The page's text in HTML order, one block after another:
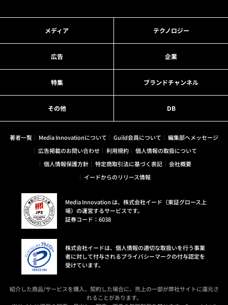
メディア テクノロジー
広告 企業
特集 ブランドチャンネル
その他 DB
著者一覧 Media Innovationについて Guild会員について
編集部へメッセージ
広告掲載のお問い合わせ
利用規約
個人情報の取扱について
個人情報保護方針
特定商取引法に基づく表記
会社概要
イードからのリリース情報
Media Innovation は、株式会社イード（東証グロース上
場）の運営するサービスです。
証券コード：6038
株式会社イードは、個人情報の適切な取扱いを行う事業
者に対して付与されるプライバシーマークの付与認定を
受けています。
紹介した商品/サービスを購入、契約した場合に、売上の一部が弊社サイトに還元さ
れることがあります。